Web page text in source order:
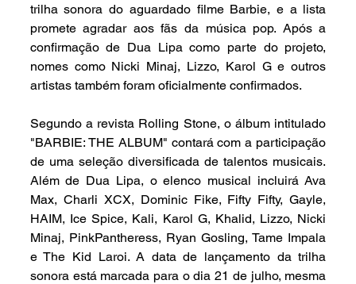
trilha sonora do aguardado filme Barbie, e a lista
promete agradar aos fãs da música pop. Após a
confirmação de Dua Lipa como parte do projeto,
nomes como Nicki Minaj, Lizzo, Karol G e outros
artistas também foram oficialmente confirmados.
Segundo a revista Rolling Stone, o álbum intitulado
"BARBIE: THE ALBUM" contará com a participação
de uma seleção diversificada de talentos musicais.
Além de Dua Lipa, o elenco musical incluirá Ava
Max, Charli XCX, Dominic Fike, Fifty Fifty, Gayle,
HAIM, Ice Spice, Kali, Karol G, Khalid, Lizzo, Nicki
Minaj, PinkPantheress, Ryan Gosling, Tame Impala
e The Kid Laroi. A data de lançamento da trilha
sonora está marcada para o dia 21 de julho, mesma